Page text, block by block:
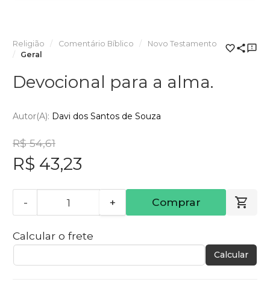
Religião Comentário Bíblico
Novo Testamento
Geral
Devocional para a alma.
Autor(a): Davi dos Santos de Souza
R$ 54,61
R$ 43,23
- + Comprar
Calcular o frete
Calcular